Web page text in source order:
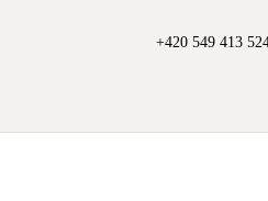
+420 549 413